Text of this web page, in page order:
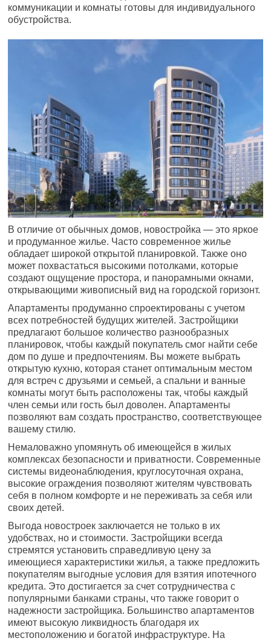
коммуникации и комнаты готовы для индивидуального
обустройства.
В отличие от обычных домов, новостройка — это яркое
и продуманное жилье. Часто современное жилье
обладает широкой открытой планировкой. Также оно
может похвастаться высокими потолками, которые
создают ощущение простора, и панорамными окнами,
открывающими живописный вид на городской горизонт.
Апартаменты продуманно спроектированы с учетом
всех потребностей будущих жителей. Застройщики
предлагают большое количество разнообразных
планировок, чтобы каждый покупатель смог найти себе
дом по душе и предпочтениям. Вы можете выбрать
открытую кухню, которая станет оптимальным местом
для встреч с друзьями и семьей, а спальни и ванные
комнаты могут быть расположены так, чтобы каждый
член семьи или гость был доволен. Апартаменты
позволяют вам создать пространство, соответствующее
вашему стилю.
Немаловажно упомянуть об имеющейся в жилых
комплексах безопасности и приватности. Современные
системы видеонаблюдения, круглосуточная охрана,
высокие ограждения позволяют жителям чувствовать
себя в полном комфорте и не переживать за себя или
своих детей.
Выгода новостроек заключается не только в их
удобствах, но и стоимости. Застройщики всегда
стремятся установить справедливую цену за
имеющиеся характеристики жилья, а также предложить
покупателям выгодные условия для взятия ипотечного
кредита. Это достигается за счет сотрудничества с
популярными банками страны, что также говорит о
надежности застройщика. Большинство апартаментов
имеют высокую ликвидность благодаря их
местоположению и богатой инфраструктуре. На